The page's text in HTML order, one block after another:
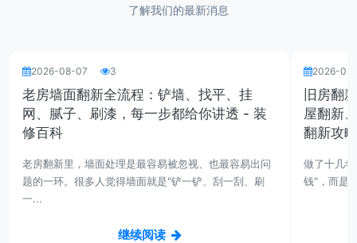
了解我们的最新消息
2026-08-07 3
老房墙面翻新全流程：铲墙、找平、挂
网、腻子、刷漆，每一步都给你讲透 - 装
修百科
老房翻新里，墙面处理是最容易被忽视、也最容易出问
题的一环。很多人觉得墙面就是"铲一铲、刮一刮、刷
一...
继续阅读
2026-
旧房翻
屋翻新
翻新攻略
做了十几
钱"，而是"